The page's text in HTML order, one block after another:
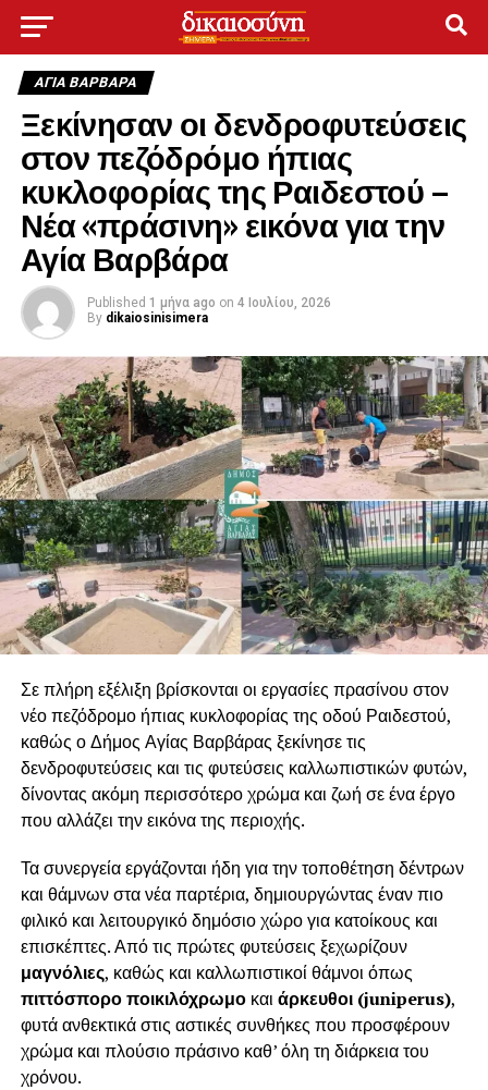
ΑΓΙΑ ΒΑΡΒΑΡΑ
Ξεκίνησαν οι δενδροφυτεύσεις
στον πεζόδρόμο ήπιας
κυκλοφορίας της Ραιδεστού –
Νέα «πράσινη» εικόνα για την
Αγία Βαρβάρα
Published 1 μήνα ago on 4 Ιουλίου, 2026
By dikaiosinisimera
Σε πλήρη εξέλιξη βρίσκονται οι εργασίες πρασίνου στον
νέο πεζόδρομο ήπιας κυκλοφορίας της οδού Ραιδεστού,
καθώς ο Δήμος Αγίας Βαρβάρας ξεκίνησε τις
δενδροφυτεύσεις και τις φυτεύσεις καλλωπιστικών φυτών,
δίνοντας ακόμη περισσότερο χρώμα και ζωή σε ένα έργο
που αλλάζει την εικόνα της περιοχής.
Τα συνεργεία εργάζονται ήδη για την τοποθέτηση δέντρων
και θάμνων στα νέα παρτέρια, δημιουργώντας έναν πιο
φιλικό και λειτουργικό δημόσιο χώρο για κατοίκους και
επισκέπτες. Από τις πρώτες φυτεύσεις ξεχωρίζουν
μαγνόλιες, καθώς και καλλωπιστικοί θάμνοι όπως
πιττόσπορο ποικιλόχρωμοκαι άρκευθοι (juniperus),
φυτά ανθεκτικά στις αστικές συνθήκες που προσφέρουν
χρώμα και πλούσιο πράσινο καθ’ όλη τη διάρκεια του
χρόνου.